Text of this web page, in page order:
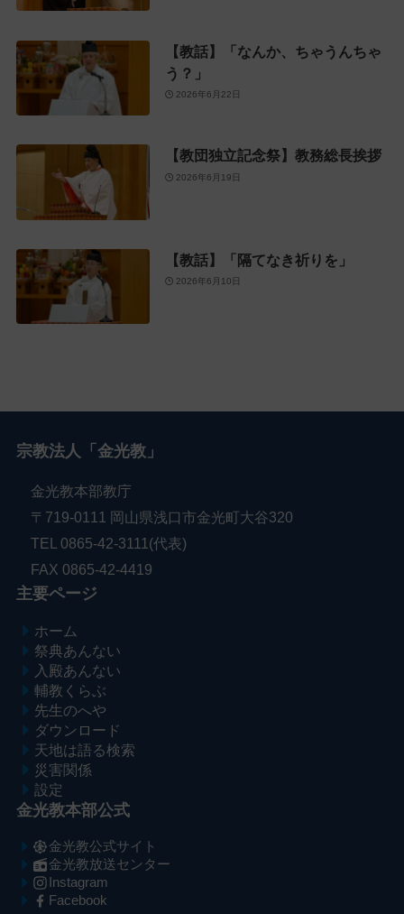
【教話】「なんか、ちゃうんちゃ
う？」
2026年6月22日
【教団独立記念祭】教務総長挨拶
2026年6月19日
【教話】「隔てなき祈りを」
2026年6月10日
宗教法人「金光教」
金光教本部教庁
〒719-0111 岡山県浅口市金光町大谷320
TEL 0865-42-3111(代表)
FAX 0865-42-4419
主要ページ
ホーム
祭典あんない
入殿あんない
輔教くらぶ
先生のへや
ダウンロード
天地は語る検索
災害関係
設定
金光教本部公式
金光教公式サイト
金光教放送センター
Instagram
Facebook